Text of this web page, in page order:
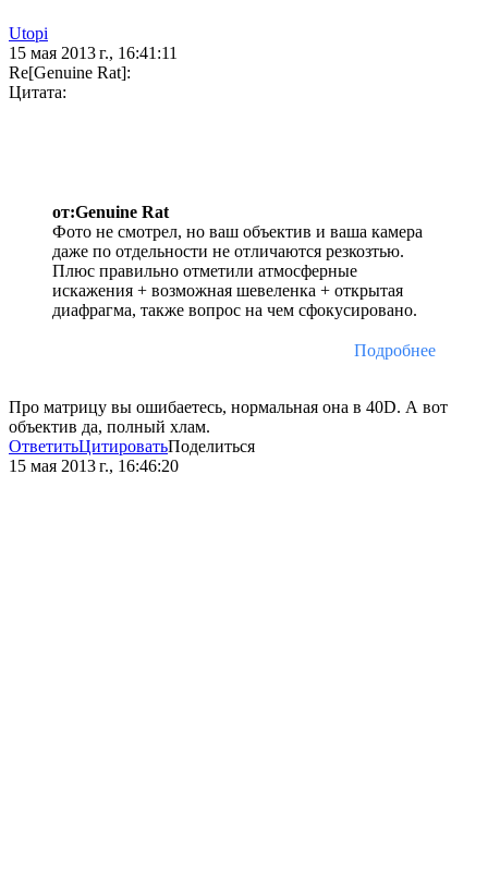
Utopi
15 мая 2013 г., 16:41:11
Re[Genuine Rat]:
Цитата:
от:Genuine Rat
Фото не смотрел, но ваш объектив и ваша камера
даже по отдельности не отличаются резкозтью.
Плюс правильно отметили атмосферные
искажения + возможная шевеленка + открытая
диафрагма, также вопрос на чем сфокусировано.
Подробнее
Про матрицу вы ошибаетесь, нормальная она в 40D. А вот
объектив да, полный хлам.
ОтветитьЦитироватьПоделиться
15 мая 2013 г., 16:46:20